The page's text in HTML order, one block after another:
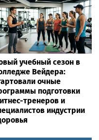
учебный сезон в
Вейдера:
очные
подготовки
тренеров и
индустрии